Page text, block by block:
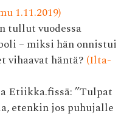
1.11.2019)
tullut vuodessa
– miksi hän onnistui
vihaavat häntä? (Ilta-
Etiikka.fissä: ”Tulpat
etenkin jos puhujalle